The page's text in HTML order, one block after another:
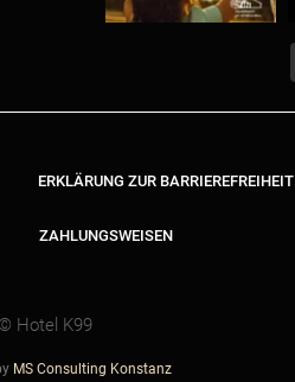
ERKLÄRUNG ZUR BARRIEREFREIHEIT
ZAHLUNGSWEISEN
Hotel K99
MS Consulting Konstanz